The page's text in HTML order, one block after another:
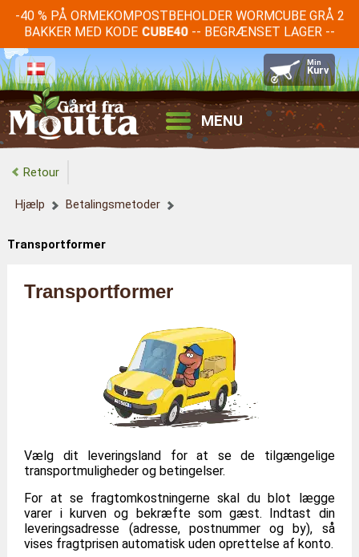
-40 % PÅ ORMEKOMPOSTBEHOLDER WORMCUBE GRÅ 2
BAKKER MED KODE CUBE40 -- BEGRÆNSET LAGER --
MENU
Retour
Hjælp Betalingsmetoder
Transportformer
Transportformer
Vælg dit leveringsland for at se de tilgængelige
transportmuligheder og betingelser.
For at se fragtomkostningerne skal du blot lægge
varer i kurven og bekræfte som gæst. Indtast din
leveringsadresse (adresse, postnummer og by), så
vises fragtprisen automatisk uden oprettelse af konto.